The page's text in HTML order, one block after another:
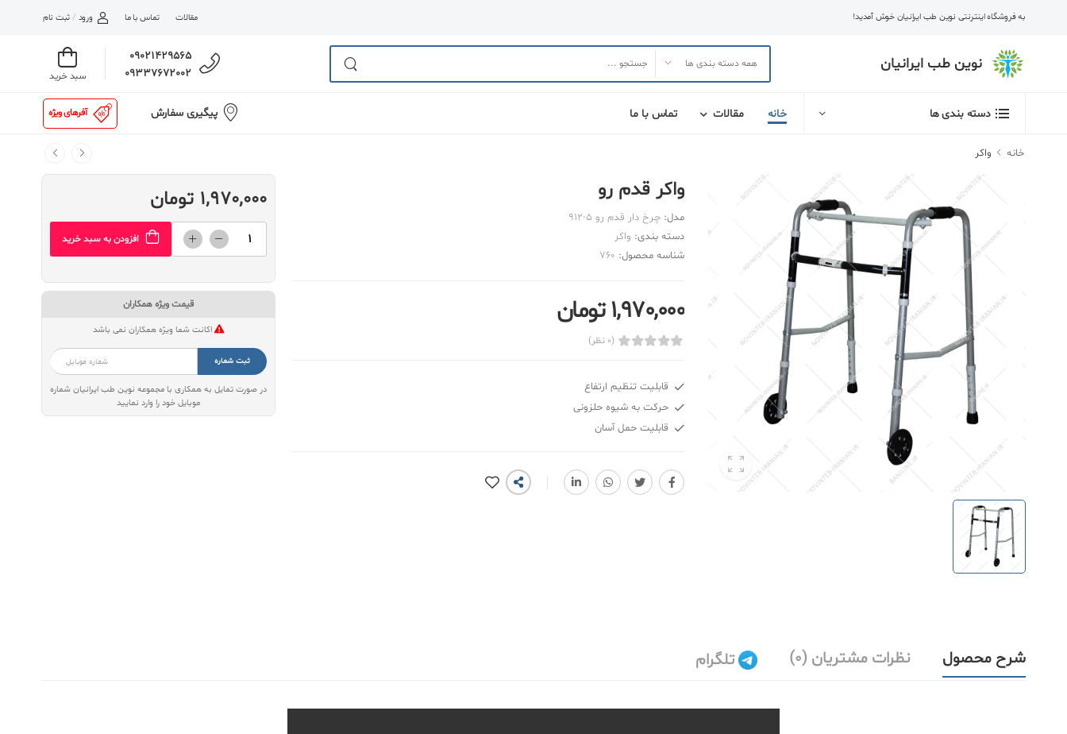
به فروشگاه اینترنتی نوین طب ایرانیان خوش آمدید! مقالات تماس با ما ورود / ثبت نام
نوین طب ایرانیان
09021429565
09337672002
سبد خرید
دسته بندی ها خانه مقالات تماس با ما پیگیری سفارش آفرهای ویژه
خانه واکر
واکر قدم رو
مدل: چرخ دار قدم رو 5-912
دسته بندی: واکر
شناسه محصول: 760
1,970,000 تومان
(0 نظر)
قابلیت تنظیم ارتفاع
حرکت به شیوه حلزونی
قابلیت حمل آسان
1,970,000 تومان
افزودن به سبد خرید
قیمت ویژه همکاران
اکانت شما ویژه همکاران نمی باشد
ثبت شماره
در صورت تمایل به همکاری با مجموعه نوین طب ایرانیان شماره
موبایل خود را وارد نمایید
شرح محصول نظرات مشتریان (0) تلگرام